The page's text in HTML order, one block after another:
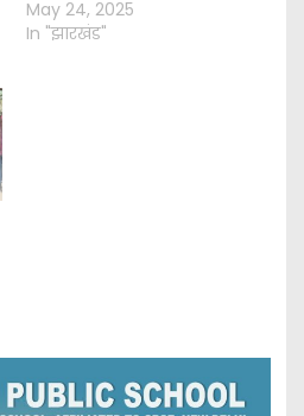
May 24, 2025
In "झारखंड"